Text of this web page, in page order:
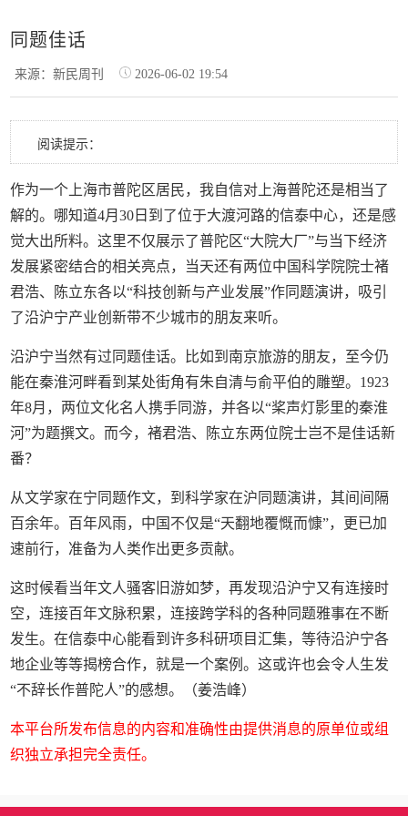
同题佳话
来源：新民周刊 2026-06-02 19:54
阅读提示：
作为一个上海市普陀区居民，我自信对上海普陀还是相当了
解的。哪知道4月30日到了位于大渡河路的信泰中心，还是感
觉大出所料。这里不仅展示了普陀区“大院大厂”与当下经济
发展紧密结合的相关亮点，当天还有两位中国科学院院士褚
君浩、陈立东各以“科技创新与产业发展”作同题演讲，吸引
了沿沪宁产业创新带不少城市的朋友来听。
沿沪宁当然有过同题佳话。比如到南京旅游的朋友，至今仍
能在秦淮河畔看到某处街角有朱自清与俞平伯的雕塑。1923
年8月，两位文化名人携手同游，并各以“桨声灯影里的秦淮
河”为题撰文。而今，褚君浩、陈立东两位院士岂不是佳话新
番？
从文学家在宁同题作文，到科学家在沪同题演讲，其间间隔
百余年。百年风雨，中国不仅是“天翻地覆慨而慷”，更已加
速前行，准备为人类作出更多贡献。
这时候看当年文人骚客旧游如梦，再发现沿沪宁又有连接时
空，连接百年文脉积累，连接跨学科的各种同题雅事在不断
发生。在信泰中心能看到许多科研项目汇集，等待沿沪宁各
地企业等等揭榜合作，就是一个案例。这或许也会令人生发
“不辞长作普陀人”的感想。（姜浩峰）
本平台所发布信息的内容和准确性由提供消息的原单位或组
织独立承担完全责任。